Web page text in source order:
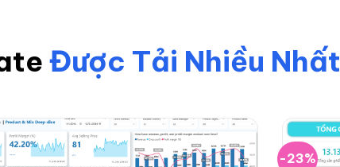
Được Tải Nhiều Nhất
-23%